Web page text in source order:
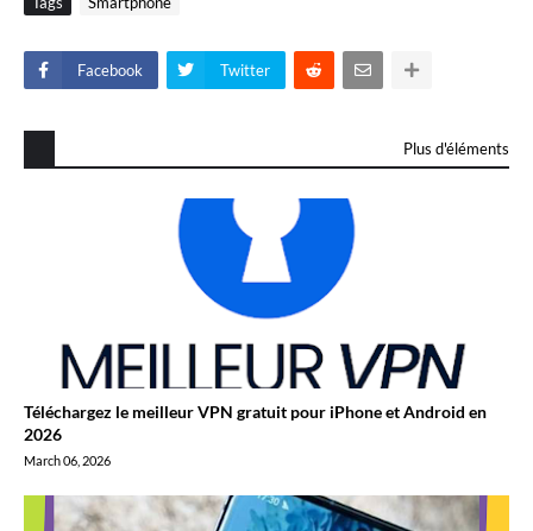
Facebook Twitter
Plus d'éléments
Téléchargez le meilleur VPN gratuit pour iPhone et Android en
2026
March 06, 2026